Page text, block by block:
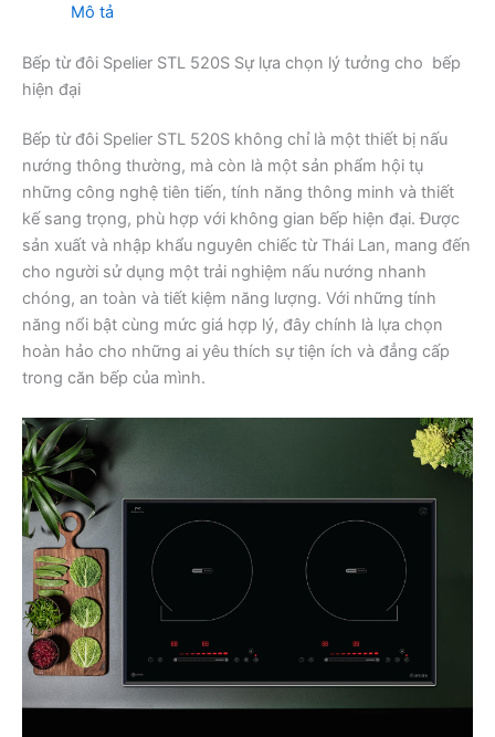
Mô tả
Bếp từ đôi Spelier STL 520S Sự lựa chọn lý tưởng cho bếp
hiện đại
Bếp từ đôi Spelier STL 520S không chỉ là một thiết bị nấu
nướng thông thường, mà còn là một sản phẩm hội tụ
những công nghệ tiên tiến, tính năng thông minh và thiết
kế sang trọng, phù hợp với không gian bếp hiện đại. Được
sản xuất và nhập khẩu nguyên chiếc từ Thái Lan, mang đến
cho người sử dụng một trải nghiệm nấu nướng nhanh
chóng, an toàn và tiết kiệm năng lượng. Với những tính
năng nổi bật cùng mức giá hợp lý, đây chính là lựa chọn
hoàn hảo cho những ai yêu thích sự tiện ích và đẳng cấp
trong căn bếp của mình.